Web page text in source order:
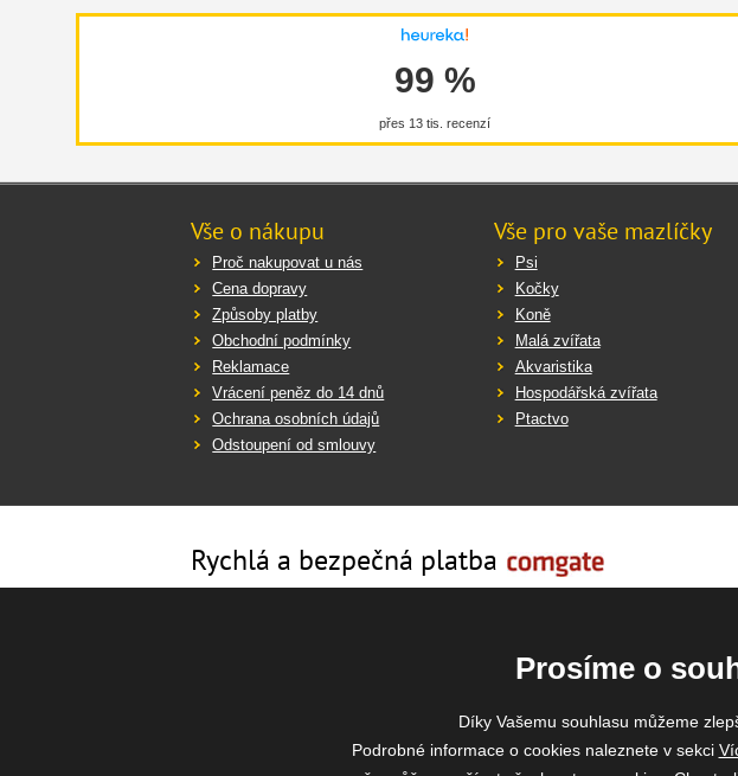
99 %
přes 13 tis. recenzí
Vše o nákupu
Proč nakupovat u nás
Cena dopravy
Způsoby platby
Obchodní podmínky
Reklamace
Vrácení peněz do 14 dnů
Ochrana osobních údajů
Odstoupení od smlouvy
Vše pro vaše mazlíčky
Psi
Kočky
Koně
Malá zvířata
Akvaristika
Hospodářská zvířata
Ptactvo
Rychlá a bezpečná platba
Prosíme o
Díky Vašemu souhlasu můžeme
Podrobné informace o cookies naleznete v sekci